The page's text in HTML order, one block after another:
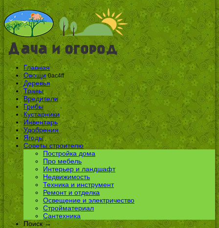
Главная
Овощи 0ac4ff
Деревья
Травы
Вредители
Грибы
Кустарники
Инвентарь
Удобрения
Ягоды
Советы строителю
Постройка дома
Про мебель
Интерьер и ландшафт
Недвижимость
Техника и инструмент
Ремонт и отделка
Освещение и электричество
Стройматериал
Сантехника
Поиск →